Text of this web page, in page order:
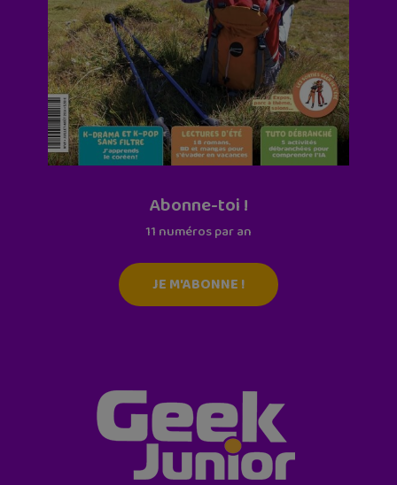
Abonne-toi !
11 numéros par an
JE M'ABONNE !